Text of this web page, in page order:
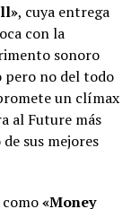
, cuya entrega
con la
sonoro
pero no del todo
un clímax
al Future más
sus mejores
«Money